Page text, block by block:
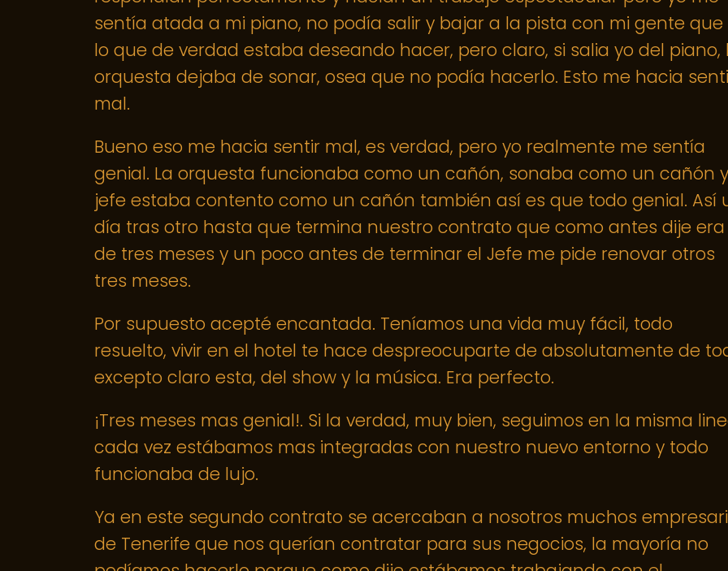
sentía atada a mi piano, no podía salir y bajar a la pista con mi gente que
lo que de verdad estaba deseando hacer, pero claro, si salia yo del piano,
orquesta dejaba de sonar, osea que no podía hacerlo. Esto me hacia
mal.
Bueno eso me hacia sentir mal, es verdad, pero yo realmente me sentía
genial. La orquesta funcionaba como un cañón, sonaba como un cañón
jefe estaba contento como un cañón también así es que todo genial. Así
día tras otro hasta que termina nuestro contrato que como antes dije era
de tres meses y un poco antes de terminar el Jefe me pide renovar otros
tres meses.
Por supuesto acepté encantada. Teníamos una vida muy fácil, todo
resuelto, vivir en el hotel te hace despreocuparte de absolutamente de
excepto claro esta, del show y la música. Era perfecto.
¡Tres meses mas genial!. Si la verdad, muy bien, seguimos en la misma
cada vez estábamos mas integradas con nuestro nuevo entorno y todo
funcionaba de lujo.
Ya en este segundo contrato se acercaban a nosotros muchos
de Tenerife que nos querían contratar para sus negocios, la mayoría no